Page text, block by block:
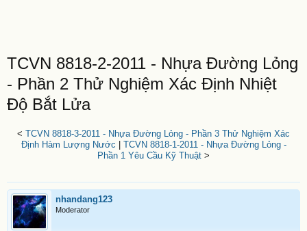
TCVN 8818-2-2011 - Nhựa Đường Lỏng
- Phần 2 Thử Nghiệm Xác Định Nhiệt
Độ Bắt Lửa
< TCVN 8818-3-2011 - Nhựa Đường Lỏng - Phần 3 Thử Nghiệm Xác
Định Hàm Lượng Nước
TCVN 8818-1-2011 - Nhựa Đường Lỏng -
Phần 1 Yêu Cầu Kỹ Thuật >
nhandang123
Moderator